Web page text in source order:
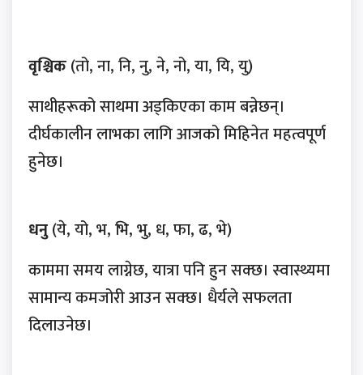
वृश्चिक(तो, ना, नि, नु, ने, नो, या, यि, यु)
साथीहरूको साथमा अड्किएका काम बन्नेछन्।
दीर्घकालीन लाभका लागि आजको मिहिनेत महत्वपूर्ण
हुनेछ।
धनु(ये, यो, भ, भि, भु, ध, फा, ढ, भे)
काममा समय लाग्नेछ, यात्रा पनि हुन सक्छ। स्वास्थ्यमा
सामान्य कमजोरी आउन सक्छ। धैर्यले सफलता
दिलाउनेछ।